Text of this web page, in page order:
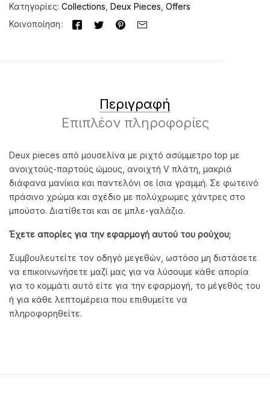
Κατηγορίες: Collections Deux Pieces Offers
Κοινοποίηση
Περιγραφή
Επιπλέον πληροφορίες
Deux pieces από μουσελίνα με ριχτό ασύμμετρο top με
ανοιχτούς-παρτούς ώμους, ανοιχτή V πλάτη, μακριά
διάφανα μανίκια και παντελόνι σε ίσια γραμμή. Σε φωτεινό
πράσινο χρώμα και σχέδιο με πολύχρωμες χάντρες στο
μπούστο. Διατίθεται και σε μπλε-γαλάζιο.
Έχετε απορίες για την εφαρμογή αυτού του ρούχου;
Συμβουλευτείτε τον οδηγό μεγεθών, ωστόσο μη διστάσετε
να επικοινωνήσετε μαζί μας για να λύσουμε κάθε απορία
για το κομμάτι αυτό είτε για την εφαρμογή, το μέγεθός του
ή για κάθε λεπτομέρεια που επιθυμείτε να
πληροφορηθείτε.